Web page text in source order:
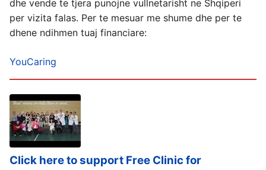
dhe vende te tjera punojne vullnetarisht ne Shqiperi
per vizita falas. Per te mesuar me shume dhe per te
dhene ndihmen tuaj financiare:
YouCaring
Click here to support Free Clinic for